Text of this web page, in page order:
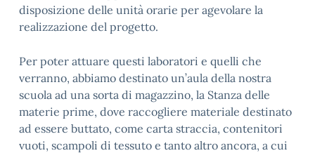
disposizione delle unità orarie per agevolare la
realizzazione del progetto.
Per poter attuare questi laboratori e quelli che
verranno, abbiamo destinato un’aula della nostra
scuola ad una sorta di magazzino, la Stanza delle
materie prime, dove raccogliere materiale destinato
ad essere buttato, come carta straccia, contenitori
vuoti, scampoli di tessuto e tanto altro ancora, a cui